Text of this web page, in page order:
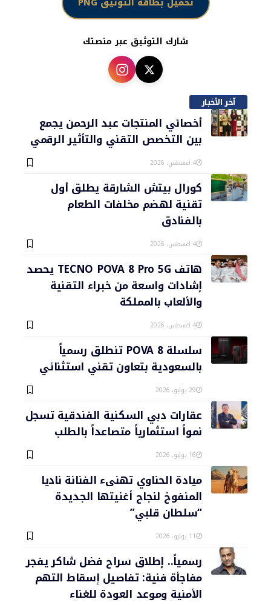
شارك التوثيق عبر منصتك
آخر الأخبار
أخصائي المنتجات عبد الرحمن يجمع
بين التخصص التقني والتأثير الرقمي
4 أغسطس، 2026
كورال بيتش الشارقة يطلق أول
تقنية لهضم مخلفات الطعام
بالفنادق
4 أغسطس، 2026
هاتف TECNO POVA 8 Pro 5G يحصد
إشادات واسعة من خبراء التقنية
والألعاب بالمملكة
4 أغسطس، 2026
سلسلة POVA 8 تنطلق رسمياً
بالسعودية بتعاون تقني استثنائي
29 يوليو، 2026
عقارات دبي السكنية الفندقية تسجل
نمواً استثمارياً متصاعداً بالطلب
16 يوليو، 2026
ميادة الحناوي تهنىء الفنانة ناديا
المنفوخ لنجاح أغنيتها الجديدة
“سلطان قلبي”
11 يوليو، 2026
رسمياً.. إطلاق سراح فضل شاكر يفجر
مفاجأة فنية: تفاصيل إسقاط التهم
الأمنية وموعد العودة للغناء